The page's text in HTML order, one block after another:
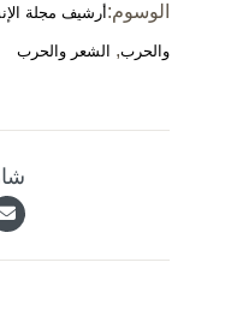
الوسوم:أرشيف مجلة
والحرب, الشعر والحرب